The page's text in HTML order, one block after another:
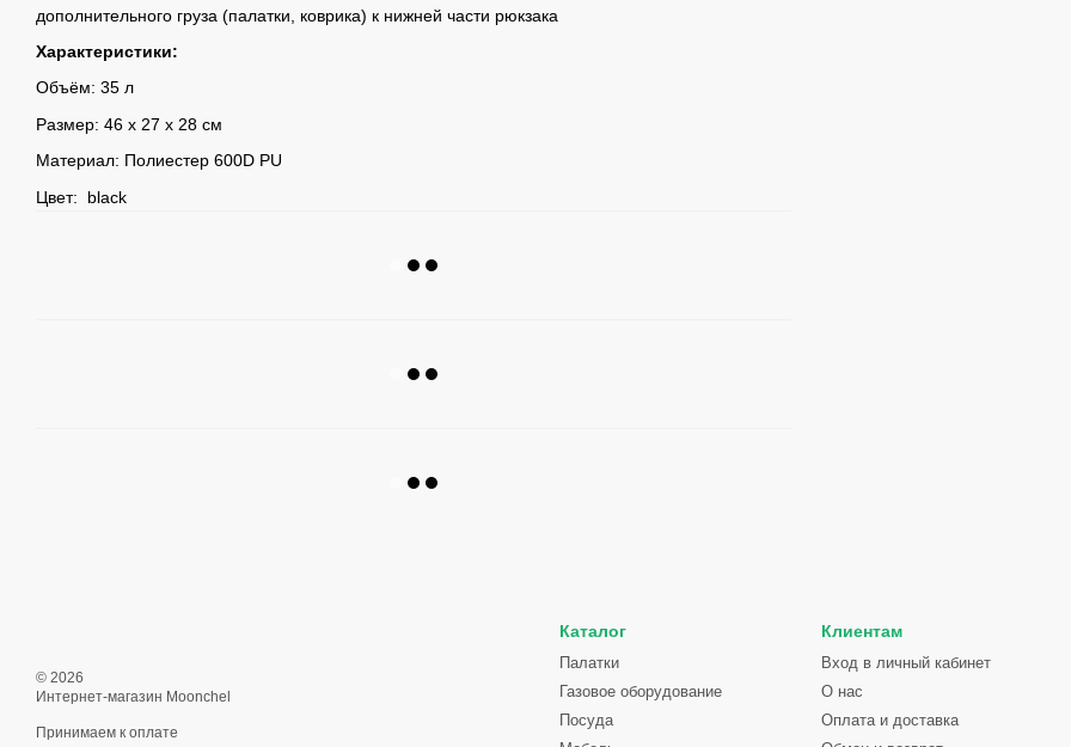
дополнительного груза (палатки, коврика) к нижней части рюкзака
Характеристики:
Объём: 35 л
Размер: 46 х 27 х 28 см
Материал: Полиестер 600D PU
Цвет: black
© 2026
Интернет-магазин Moonchel
Принимаем к оплате
Каталог
Палатки
Газовое оборудование
Посуда
Клиентам
Вход в личный кабинет
О нас
Оплата и доставка